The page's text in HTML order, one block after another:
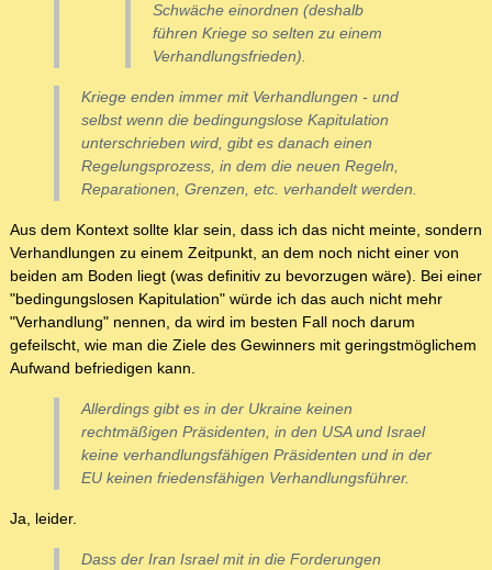
Schwäche einordnen (deshalb
führen Kriege so selten zu einem
Verhandlungsfrieden).
Kriege enden immer mit Verhandlungen - und
selbst wenn die bedingungslose Kapitulation
unterschrieben wird, gibt es danach einen
Regelungsprozess, in dem die neuen Regeln,
Reparationen, Grenzen, etc. verhandelt werden.
Aus dem Kontext sollte klar sein, dass ich das nicht meinte, sondern
Verhandlungen zu einem Zeitpunkt, an dem noch nicht einer von
beiden am Boden liegt (was definitiv zu bevorzugen wäre). Bei einer
"bedingungslosen Kapitulation" würde ich das auch nicht mehr
"Verhandlung" nennen, da wird im besten Fall noch darum
gefeilscht, wie man die Ziele des Gewinners mit geringstmöglichem
Aufwand befriedigen kann.
Allerdings gibt es in der Ukraine keinen
rechtmäßigen Präsidenten, in den USA und Israel
keine verhandlungsfähigen Präsidenten und in der
EU keinen friedensfähigen Verhandlungsführer.
Ja, leider.
Dass der Iran Israel mit in die Forderungen